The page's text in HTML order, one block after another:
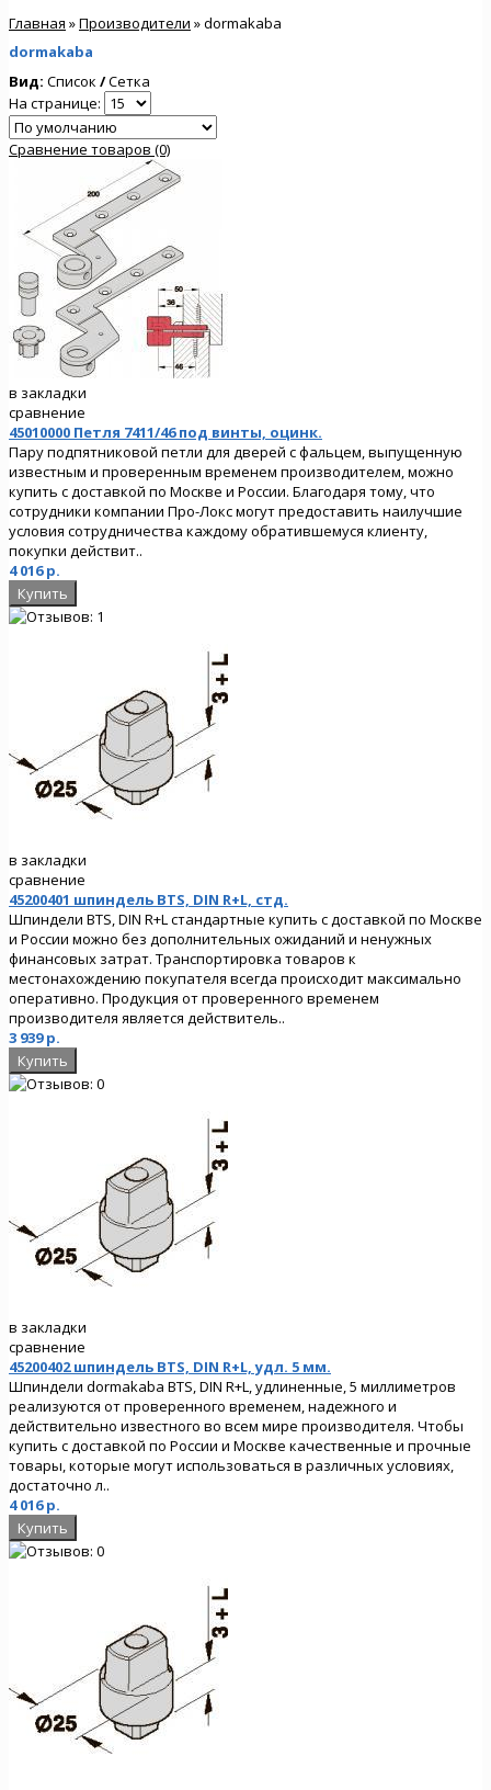
Главная »Производители » dormakaba
dormakaba
Вид: Список /Сетка
На странице:
Сравнение товаров (0)
в закладки
сравнение
45010000 Петля 7411/46 под винты, оцинк.
Пару подпятниковой петли для дверей с фальцем, выпущенную
известным и проверенным временем производителем, можно
купить с доставкой по Москве и России. Благодаря тому, что
сотрудники компании Про-Локс могут предоставить наилучшие
условия сотрудничества каждому обратившемуся клиенту,
покупки действит..
4 016 р.
в закладки
сравнение
45200401 шпиндель BTS, DIN R+L, стд.
Шпиндели BTS, DIN R+L стандартные купить с доставкой по Москве
и России можно без дополнительных ожиданий и ненужных
финансовых затрат. Транспортировка товаров к
местонахождению покупателя всегда происходит максимально
оперативно. Продукция от проверенного временем
производителя является действитель..
3 939 р.
в закладки
сравнение
45200402 шпиндель BTS, DIN R+L, удл. 5 мм.
Шпиндели dormakaba BTS, DIN R+L, удлиненные, 5 миллиметров
реализуются от проверенного временем, надежного и
действительно известного во всем мире производителя. Чтобы
купить с доставкой по России и Москве качественные и прочные
товары, которые могут использоваться в различных условиях,
достаточно л..
4 016 р.